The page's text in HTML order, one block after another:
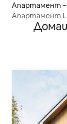
Апартамент –
Апартамент LE